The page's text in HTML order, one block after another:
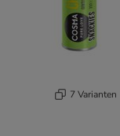
7 Varianten